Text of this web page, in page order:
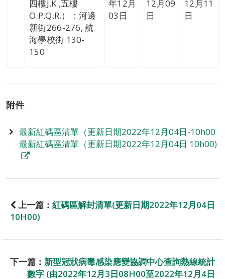
四樓J.K.,五樓
O.P.Q.R.）：河邊
新街266-276, 航
海學校街 130-
150
年12月
03日
12月09
日
12月11
日
附件
最新紅碼區清單（更新日期2022年12月04日-10h00
最新紅碼區清單（更新日期2022年12月04日 10h00)
上一篇： 紅碼區解封清單(更新日期2022年12月04日
10H00)
下一篇： 新型冠狀病毒感染應變協調中心查詢熱線統計
數字 (由2022年12月3日08H00至2022年12月4日